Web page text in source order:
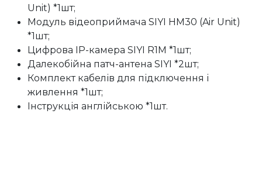
Unit) *1шт;
Модуль відеоприймача SIYI HM30 (Air Unit)
*1шт;
Цифрова IP-камера SIYI R1M *1шт;
Далекобійна патч-антена SIYI *2шт;
Комплект кабелів для підключення і
живлення *1шт;
Інструкція англійською *1шт.